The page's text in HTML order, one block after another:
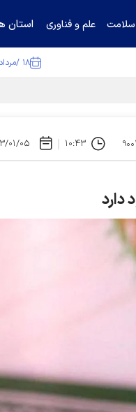
سلامت علم و فناوری استان
۱۸ /مرداد /۱۴۰۵
۱۰:۴۳ ۱۴۰۳/